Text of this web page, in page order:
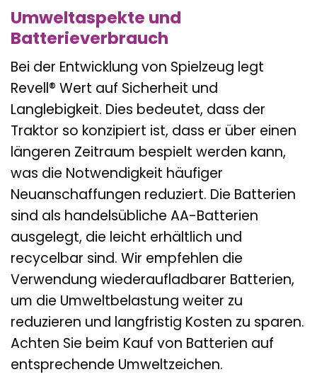
Umweltaspekte und
Batterieverbrauch
Bei der Entwicklung von Spielzeug legt
Revell® Wert auf Sicherheit und
Langlebigkeit. Dies bedeutet, dass der
Traktor so konzipiert ist, dass er über einen
längeren Zeitraum bespielt werden kann,
was die Notwendigkeit häufiger
Neuanschaffungen reduziert. Die Batterien
sind als handelsübliche AA-Batterien
ausgelegt, die leicht erhältlich und
recycelbar sind. Wir empfehlen die
Verwendung wiederaufladbarer Batterien,
um die Umweltbelastung weiter zu
reduzieren und langfristig Kosten zu sparen.
Achten Sie beim Kauf von Batterien auf
entsprechende Umweltzeichen.